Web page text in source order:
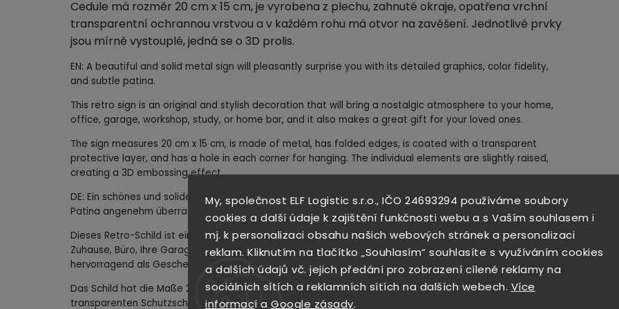
My, společnost ELF Logistic s.r.o., IČO 24693294 používáme soubory
cookies a další údaje k zajištění funkčnosti webu a s Vaším souhlasem i
mj. k personalizaci obsahu našich webových stránek a personalizaci
reklam. Kliknutím na tlačítko „Souhlasím“ souhlasíte s využíváním cookies
a dalších údajů vč. jejich předání pro zobrazení cílené reklamy na
sociálních sítích a reklamních sítích na dalších webech. Více
informací a Google zásady.
Cedule má rozměr 20 cm x 15 cm, je vyrobena z plechu, zahnuté okraje, opatřena vrchní
transparentní ochrannou vrstvou a v každém rohu má otvor na zavěšení. Jednotlivé prvky
jsou mírně vystouplé, jedná se o 3D prolis.
EN: A beautiful and solid metal sign will pleasantly surprise you with its detailed graphics, color fidelity,
and subtle patina.
This retro sign is an original and stylish decoration that will bring a nostalgic atmosphere to your home,
office, garage, workshop, study, or home bar, and it also makes a great gift for your loved ones.
The sign measures 20 cm x 15 cm, is made of metal, has folded edges, is coated with a transparent
protective layer, and has a hole in each corner for hanging. The individual elements are slightly raised,
creating a 3D embossing effect.
DE: Ein schönes und solides Metallschild wird Sie mit seiner detailgetreuen Grafik, Farbtreue und feiner
Patina angenehm überraschen.
Dieses Retro-Schild ist eine originelle und stilvolle Dekoration, die eine nostalgische Atmosphäre in Ihr
Zuhause, Büro, Ihre Garage, Werkstatt, Ihr Arbeitszimmer oder Ihre Hausbar bringt und sich auch
hervorragend als Geschenk für Ihre Lieben eignet.
Das Schild hat die Maße 20 cm x 15 cm, ist aus Metall gefertigt, hat gebogene Kanten, ist mit einer
transparenten Schutzschicht überzogen und hat in jeder Ecke ein Loch zum Aufhängen. Die einzelnen